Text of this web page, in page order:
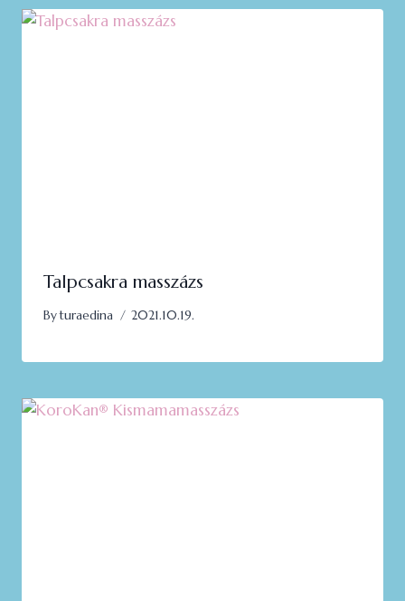
Talpcsakra masszázs
Byturaedina 2021.10.19.